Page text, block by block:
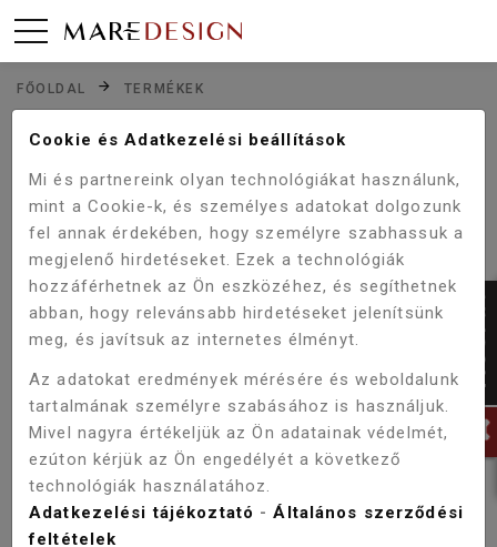
FŐOLDAL TERMÉKEK
TERMÉKEINK
SZŰRŐ
Cookie és Adatkezelési beállítások
Mi és partnereink olyan technológiákat használunk,
mint a Cookie-k, és személyes adatokat dolgozunk
fel annak érdekében, hogy személyre szabhassuk a
megjelenő hirdetéseket. Ezek a technológiák
hozzáférhetnek az Ön eszközéhez, és segíthetnek
abban, hogy relevánsabb hirdetéseket jelenítsünk
meg, és javítsuk az internetes élményt.
Az adatokat eredmények mérésére és weboldalunk
tartalmának személyre szabásához is használjuk.
Mivel nagyra értékeljük az Ön adatainak védelmét,
ezúton kérjük az Ön engedélyét a következő
technológiák használatához.
Adatkezelési tájékoztató -Általános szerződési
feltételek